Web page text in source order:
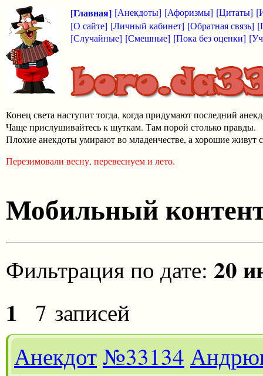
[Главная] [Анекдоты] [Афоризмы] [Цитаты]
[О сайте] [Личный кабинет] [Обратная связь]
[Случайные] [Смешные] [Пока без оценки]
Конец света наступит тогда, когда придумают последний
Чаще прислушивайтесь к шуткам. Там порой столько правды.
Плохие анекдоты умирают во младенчестве, а хорошие живут
Перезимовали весну, перевеснуем и лето.
Мобильный
Фильтрация по дате: 20
1
7 записей
Анекдот№33134